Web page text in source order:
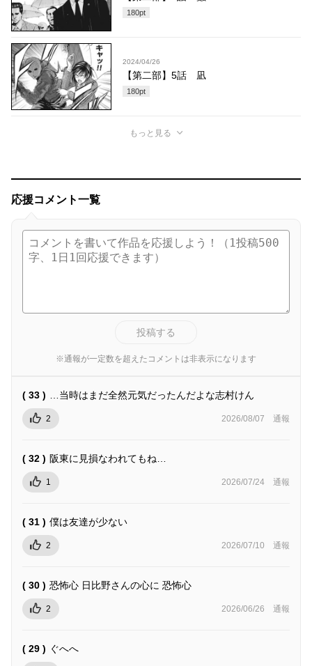
180pt
2024/04/26
【第二部】5話 凪
180pt
もっと見る
応援コメント一覧
投稿する
※通報が一定数を超えたコメントは非表示になります
( 33 ) …当時はまだ全然元気だったんだよな志村けん
2 2026/08/07 通報
( 32 ) 阪東に見損なわれてもね…
1 2026/07/24 通報
( 31 ) 僕は友達が少ない
2 2026/07/10 通報
( 30 ) 恐怖心 日比野さんの心に 恐怖心
2 2026/06/26 通報
( 29 ) ぐへへ